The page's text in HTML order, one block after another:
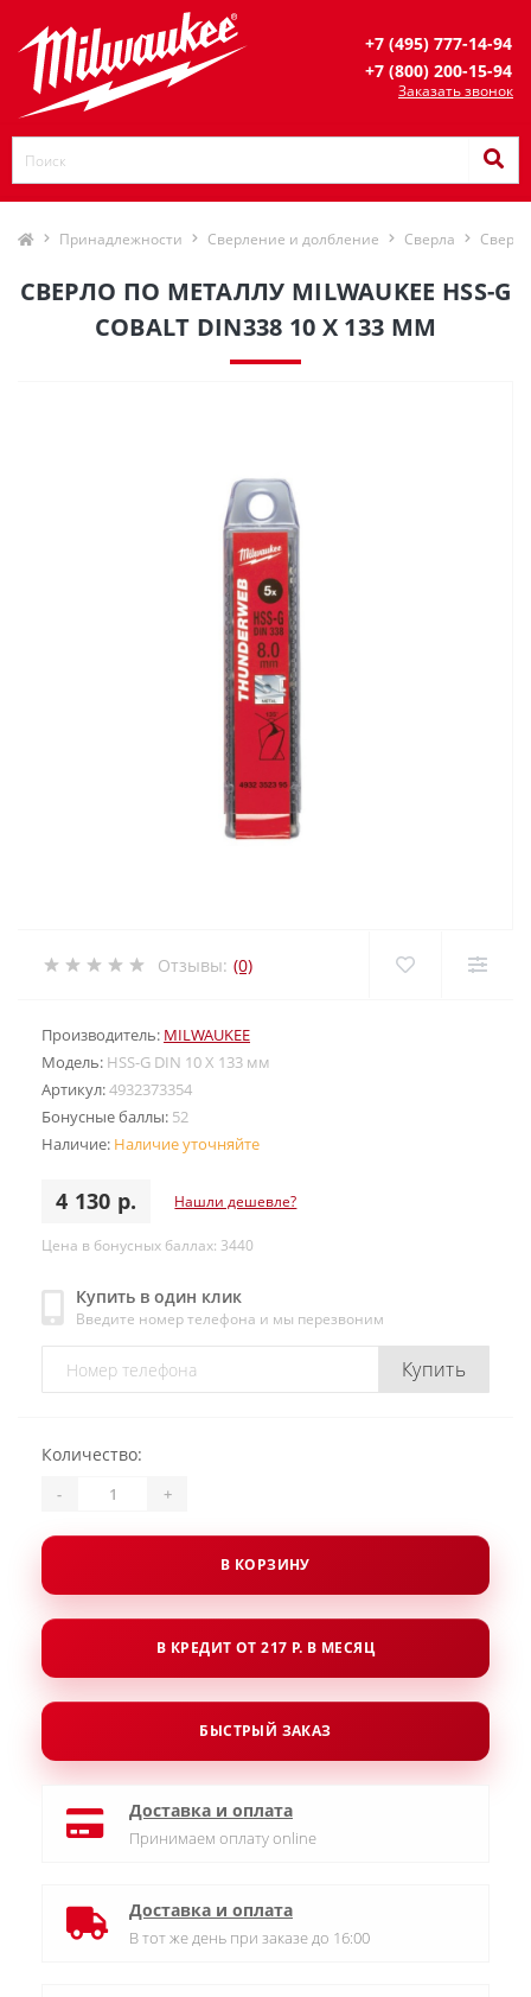
+7 (495) 777-14-94
+7 (800) 200-15-94
Заказать звонок
Принадлежности Сверление и долбление Сверла
СВЕРЛО ПО МЕТАЛЛУ MILWAUKEE HSS-G
COBALT DIN338 10 X 133 ММ
Отзывы: (0)
Производитель: MILWAUKEE
Модель: HSS-G DIN 10 X 133 мм
Артикул:4932373354
Бонусные баллы: 52
Наличие: Наличие уточняйте
4 130 р. Нашли дешевле?
Цена в бонусных баллах: 3440
Купить в один клик
Введите номер телефона и мы перезвоним
Купить
Количество:
- +
В КОРЗИНУ
В КРЕДИТ ОТ 217 Р. В МЕСЯЦ
БЫСТРЫЙ ЗАКАЗ
Доставка и оплата
Принимаем оплату online
Доставка и оплата
В тот же день при заказе до 16:00